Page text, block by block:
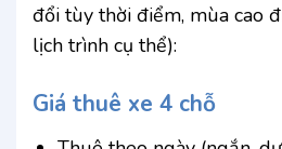
đổi tùy thời điểm, mùa cao
lịch trình cụ thể):
Giá thuê xe 4 chỗ